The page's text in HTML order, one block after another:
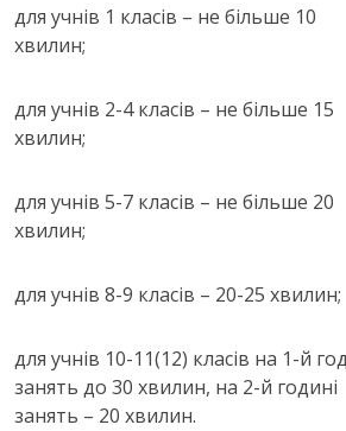
для учнів 1 класів – не більше 10
хвилин;
для учнів 2-4 класів – не більше 15
хвилин;
для учнів 5-7 класів – не більше 20
хвилин;
для учнів 8-9 класів – 20-25 хвилин;
для учнів 10-11(12) класів на 1-й
занять до 30 хвилин, на 2-й годині
занять – 20 хвилин.